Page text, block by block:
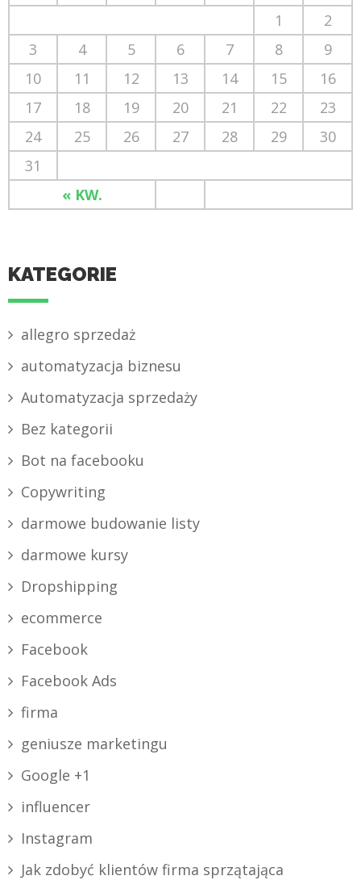
« KW.
1
2
3
4 5 6 7 8
9
10
11 12 13 14 15
16
17
18 19 20 21 22
23
24
25 26 27 28 29
30
31
KATEGORIE
allegro sprzedaż
automatyzacja biznesu
Automatyzacja sprzedaży
Bez kategorii
Bot na facebooku
Copywriting
darmowe budowanie listy
darmowe kursy
Dropshipping
ecommerce
Facebook
Facebook Ads
firma
geniusze marketingu
Google +1
influencer
Instagram
Jak zdobyć klientów firma sprzątająca